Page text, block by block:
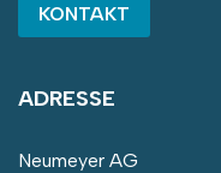
KONTAKT
ADRESSE
Neumeyer AG